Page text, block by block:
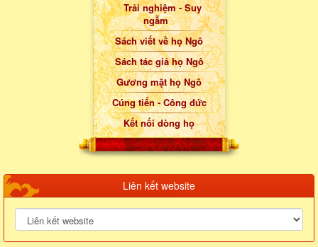
Trải nghiệm - Suy
ngẫm
Sách viết về họ Ngô
Sách tác giả họ Ngô
Gương mặt họ Ngô
Cúng tiến - Công đức
Kết nối dòng họ
Liên kết website